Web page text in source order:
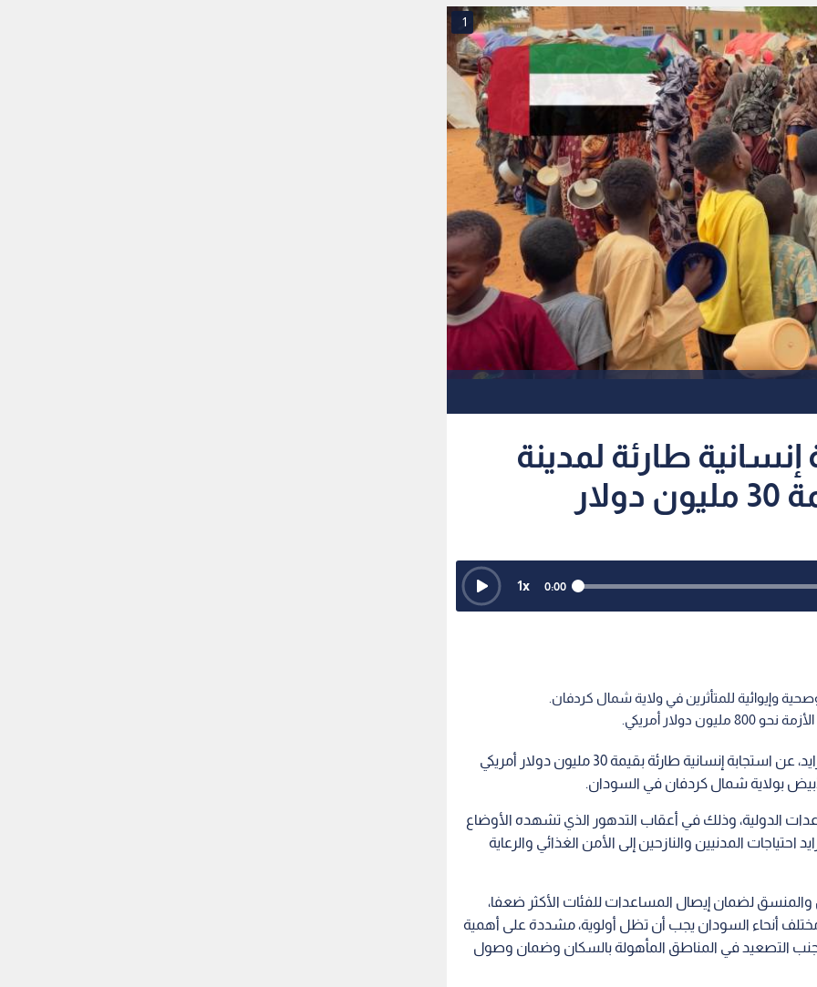
1
طارئة لمدينة
0:00
1x
وإيوائية للمتأثرين في ولاية شمال كردفان.
دولار أمريكي.
أعلنت دولة الإمارات بتوجيهات من الشيخ محمد بن زايد، عن استجابة إنسانية طارئة بقيمة 30 مليون دولار أمريكي
بولاية شمال كردفان في السودان.
الدولية، وذلك في أعقاب التدهور الذي تشهده الأوضاع
احتياجات المدنيين والنازحين إلى الأمن الغذائي والرعاية
والمنسق لضمان إيصال المساعدات للفئات الأكثر ضعفا،
أنحاء السودان يجب أن تظل أولوية، مشددة على أهمية
وتجنب التصعيد في المناطق المأهولة بالسكان وضمان وصول